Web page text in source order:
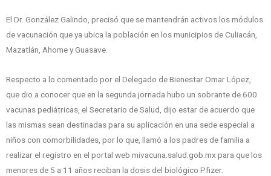
El Dr. González Galindo, precisó que se mantendrán activos los módulos
de vacunación que ya ubica la población en los municipios de Culiacán,
Mazatlán, Ahome y Guasave.
Respecto a lo comentado por el Delegado de Bienestar Omar López,
que dio a conocer que en la segunda jornada hubo un sobrante de 600
vacunas pediátricas, el Secretario de Salud, dijo estar de acuerdo que
las mismas sean destinadas para su aplicación en una sede especial a
niños con comorbilidades, por lo que, llamó a los padres de familia a
realizar el registro en el portal web mivacuna.salud.gob.mx para que los
menores de 5 a 11 años reciban la dosis del biológico Pfizer.